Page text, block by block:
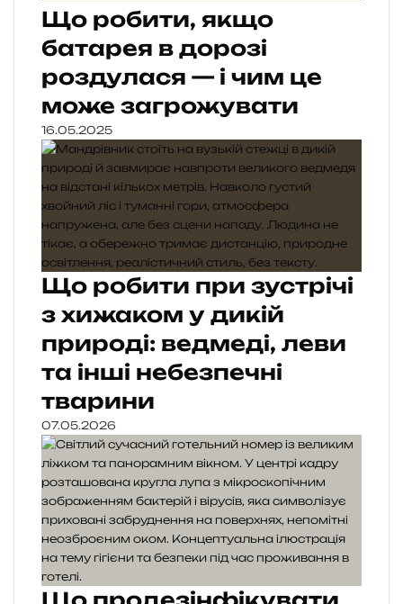
Що робити, якщо
батарея в дорозі
роздулася — і чим це
може загрожувати
16.05.2025
Що робити при зустрічі
з хижаком у дикій
природі: ведмеді, леви
та інші небезпечні
тварини
07.05.2026